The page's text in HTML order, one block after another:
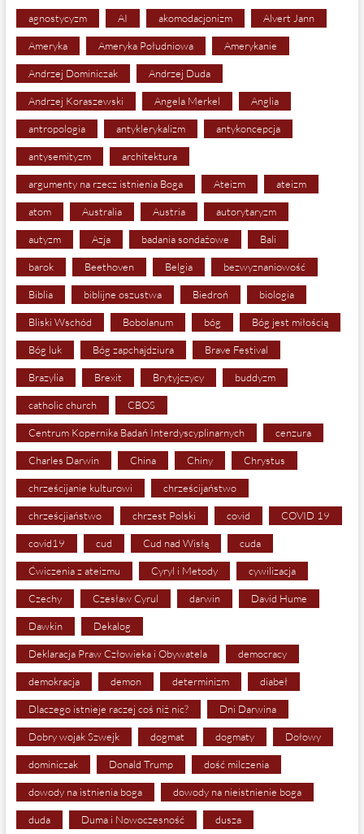
agnostycyzm AI akomodacjonizm Alvert Jann
Ameryka Ameryka Południowa Amerykanie
Andrzej Dominiczak Andrzej Duda
Andrzej Koraszewski Angela Merkel Anglia
antropologia antyklerykalizm antykoncepcja
antysemityzm architektura
argumenty na rzecz istnienia Boga Ateizm ateizm
atom Australia Austria autorytaryzm
autyzm Azja badania sondażowe Bali
barok Beethoven Belgia bezwyznaniowość
Biblia biblijne oszustwa Biedroń biologia
Bliski Wschód Bobolanum bóg Bóg jest miłością
Bóg luk Bóg zapchajdziura Brave Festival
Brazylia Brexit Brytyjczycy buddyzm
catholic church CBOS
Centrum Kopernika Badań Interdyscyplinarnych cenzura
Charles Darwin China Chiny Chrystus
chrześcijanie kulturowi chrześcijaństwo
chrześcjiaństwo chrzest Polski covid COVID 19
covid19 cud Cud nad Wisłą cuda
Ćwiczenia z ateizmu Cyryl i Metody cywilizacja
Czechy Czesław Cyrul darwin David Hume
Dawkin Dekalog
Deklaracja Praw Człowieka i Obywatela democracy
demokracja demon determinizm diabeł
Dlaczego istnieje raczej coś niż nic? Dni Darwina
Dobry wojak Szwejk dogmat dogmaty Dołowy
dominiczak Donald Trump dość milczenia
dowody na istnienia boga dowody na nieistnienie boga
duda Duma i Nowoczesność dusza